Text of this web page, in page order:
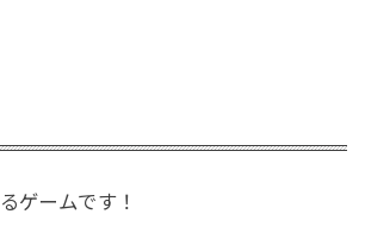
ゲームです！